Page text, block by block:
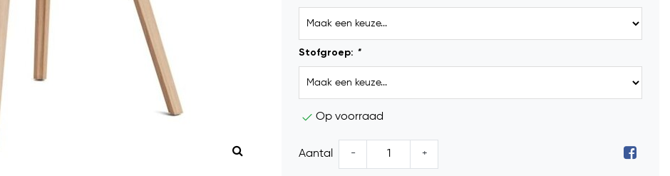
Stofgroep: *
Op voorraad
Aantal - +